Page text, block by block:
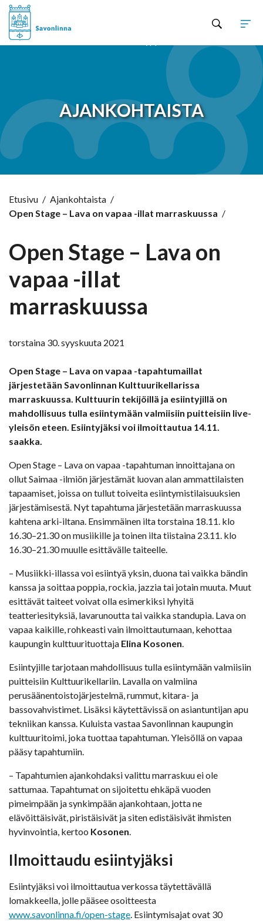
AJANKOHTAISTA
Etusivu / Ajankohtaista /
Open Stage – Lava on vapaa -illat marraskuussa /
Open Stage – Lava on
vapaa -illat
marraskuussa
torstaina 30. syyskuuta 2021
Open Stage – Lava on vapaa -tapahtumaillat
järjestetään Savonlinnan Kulttuurikellarissa
marraskuussa. Kulttuurin tekijöillä ja esiintyjillä on
mahdollisuus tulla esiintymään valmiisiin puitteisiin live-
yleisön eteen. Esiintyjäksi voi ilmoittautua 14.11.
saakka.
Open Stage – Lava on vapaa -tapahtuman innoittajana on
ollut Saimaa -ilmiön järjestämät luovan alan ammattilaisten
tapaamiset, joissa on tullut toiveita esiintymistilaisuuksien
järjestämisestä. Nyt tapahtuma järjestetään marraskuussa
kahtena arki-iltana. Ensimmäinen ilta torstaina 18.11. klo
16.30–21.30 on musiikille ja toinen ilta tiistaina 23.11. klo
16.30–21.30 muulle esittävälle taiteelle.
– Musiikki-illassa voi esiintyä yksin, duona tai vaikka bändin
kanssa ja soittaa poppia, rockia, jazzia tai jotain muuta. Muut
esittävät taiteet voivat olla esimerkiksi lyhyitä
teatteriesityksiä, lavarunoutta tai vaikka standupia. Lava on
vapaa kaikille, rohkeasti vain ilmoittautumaan, kehottaa
kaupungin kulttuurituottaja Elina Kosonen.
Esiintyjille tarjotaan mahdollisuus tulla esiintymään valmiisiin
puitteisiin Kulttuurikellariin. Lavalla on valmiina
perusäänentoistojärjestelmä, rummut, kitara- ja
bassovahvistimet. Lisäksi käytettävissä on asiantuntijan apu
tekniikan kanssa. Kuluista vastaa Savonlinnan kaupungin
kulttuuritoimi, joka tuottaa tapahtuman. Yleisöllä on vapaa
pääsy tapahtumiin.
– Tapahtumien ajankohdaksi valittu marraskuu ei ole
sattumaa. Tapahtumat on sijoitettu ehkäpä vuoden
pimeimpään ja synkimpään ajankohtaan, jotta ne
elävöittäisivät, piristäisivät ja siten edistäisivät ihmisten
hyvinvointia, kertoo Kosonen.
Ilmoittaudu esiintyjäksi
Esiintyjäksi voi ilmoittautua verkossa täytettävällä
lomakkeella, jolle pääsee osoitteesta
www.savonlinna.fi/open-stage. Esiintymisajat ovat 30